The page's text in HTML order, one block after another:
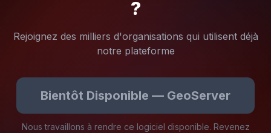
?
Rejoignez des milliers d'organisations qui utilisent déjà
notre plateforme
Bientôt Disponible — GeoServer
Nous travaillons à rendre ce logiciel disponible. Revenez